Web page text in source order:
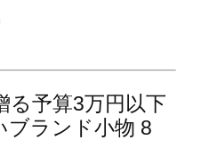
る予算3万円以下
ブランド小物 8